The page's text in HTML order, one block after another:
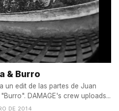
& Burro
un edit de las partes de Juan
DAMAGE's crew uploads...
DE 2014